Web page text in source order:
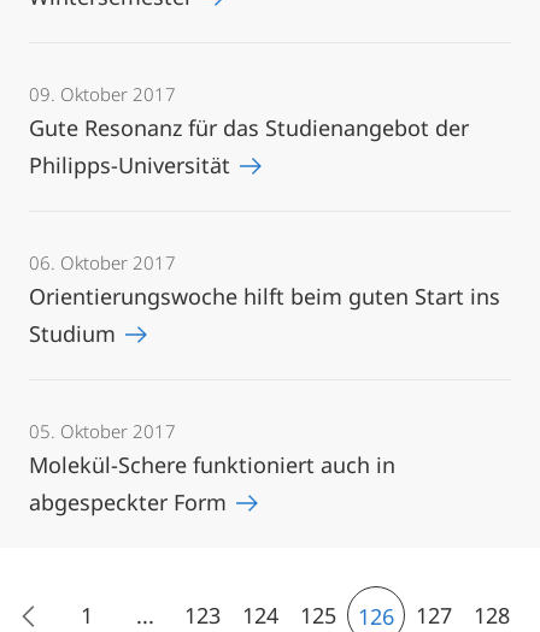
09. Oktober 2017
Gute Resonanz für das Studienangebot der
Philipps-Universität
06. Oktober 2017
Orientierungswoche hilft beim guten Start ins
Studium
05. Oktober 2017
Molekül-Schere funktioniert auch in
abgespeckter Form
1 ... 123 124 125 126 127
128